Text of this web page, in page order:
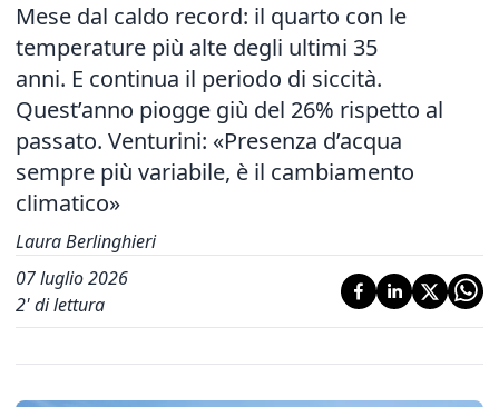
Mese dal caldo record: il quarto con le
temperature più alte degli ultimi 35
anni. E continua il periodo di siccità.
Quest’anno piogge giù del 26% rispetto al
passato. Venturini: «Presenza d’acqua
sempre più variabile, è il cambiamento
climatico»
Laura Berlinghieri
07 luglio 2026
2' di lettura